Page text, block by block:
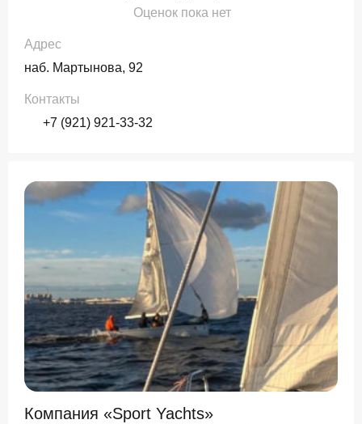
Оценок пока нет
Адрес
наб. Мартынова, 92
Контакты
+7 (921) 921-33-32
Компания «Sport Yachts»